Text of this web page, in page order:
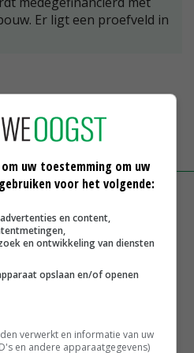
Er ligt een proefveld in
helpen planten bij
verbeteren droogteresistentie
uw toestemming om uw
voor het volgende:
en content,
en ontwikkeling van diensten
opslaan en/of openen
verwerkt en informatie van uw
en andere apparaatgegevens)